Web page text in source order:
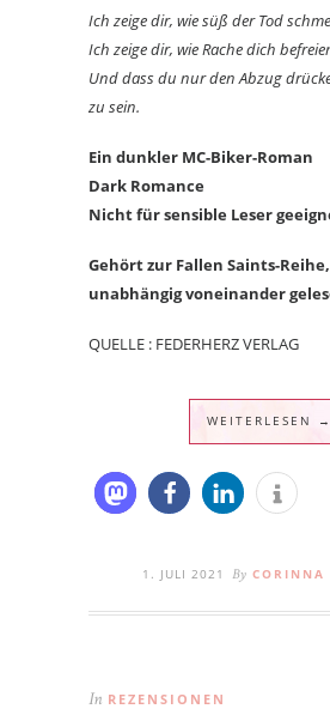
Ich zeige dir, wie süß der Tod
Ich zeige dir, wie Rache dich
Und dass du nur den Abzug
zu sein.
Ein dunkler MC-Biker-Roman
Dark Romance
Nicht für sensible Leser
Gehört zur Fallen Saints-
unabhängig voneinander
QUELLE : FEDERHERZ VERLAG
WEITERLESEN →
1. JULI 2021 By CORINNA
In REZENSIONEN